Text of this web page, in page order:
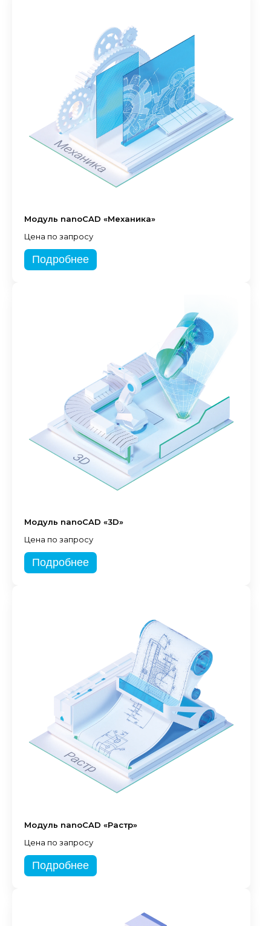
Модуль nanoCAD «Механика»
Цена по запросу
Подробнее
Модуль nanoCAD «3D»
Цена по запросу
Подробнее
Модуль nanoCAD «Растр»
Цена по запросу
Подробнее